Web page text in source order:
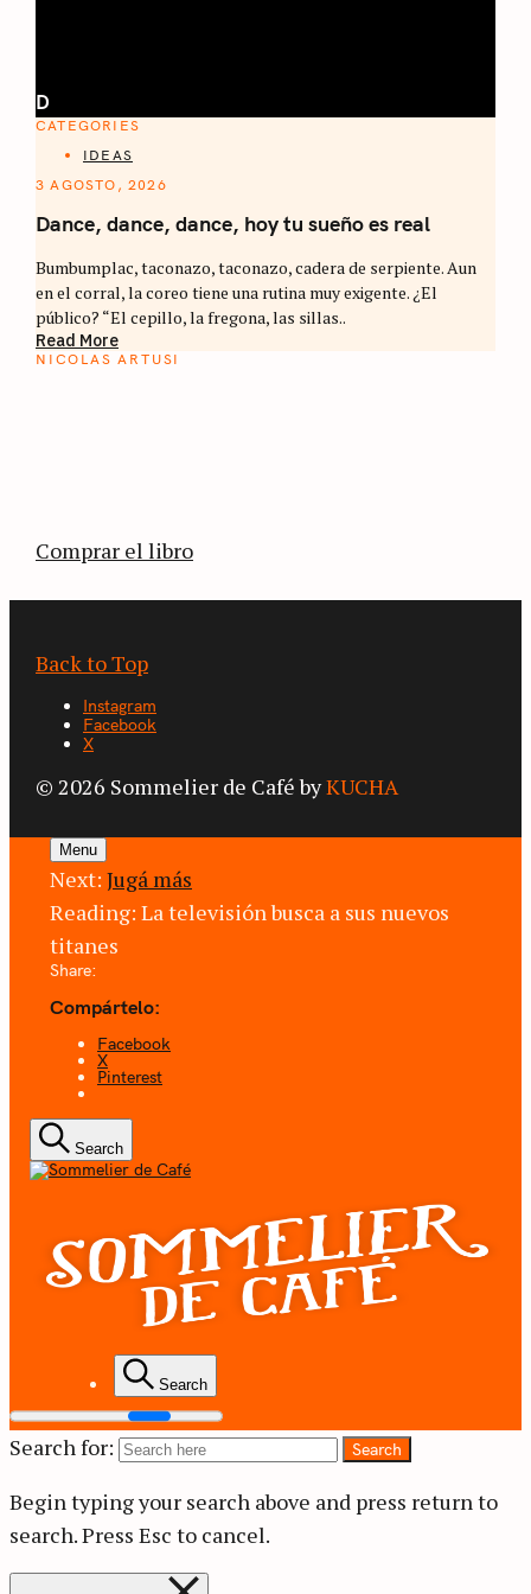
D
CATEGORIES
IDEAS
3 AGOSTO, 2026
Dance, dance, dance, hoy tu sueño es real
Bumbumplac, taconazo, taconazo, cadera de serpiente. Aun
en el corral, la coreo tiene una rutina muy exigente. ¿El
público? “El cepillo, la fregona, las sillas..
Read More
NICOLAS ARTUSI
Comprar el libro
Back to Top
Instagram
Facebook
X
© 2026 Sommelier de Café byKUCHA
Menu
Next: Jugá más
Reading: La televisión busca a sus nuevos
titanes
Share:
Compártelo:
Facebook
X
Pinterest
Search
Sommelier de
Café
Coffee + Ideas Search
Search for: Search
Begin typing your search above and press return to
search.Press Esc to cancel.